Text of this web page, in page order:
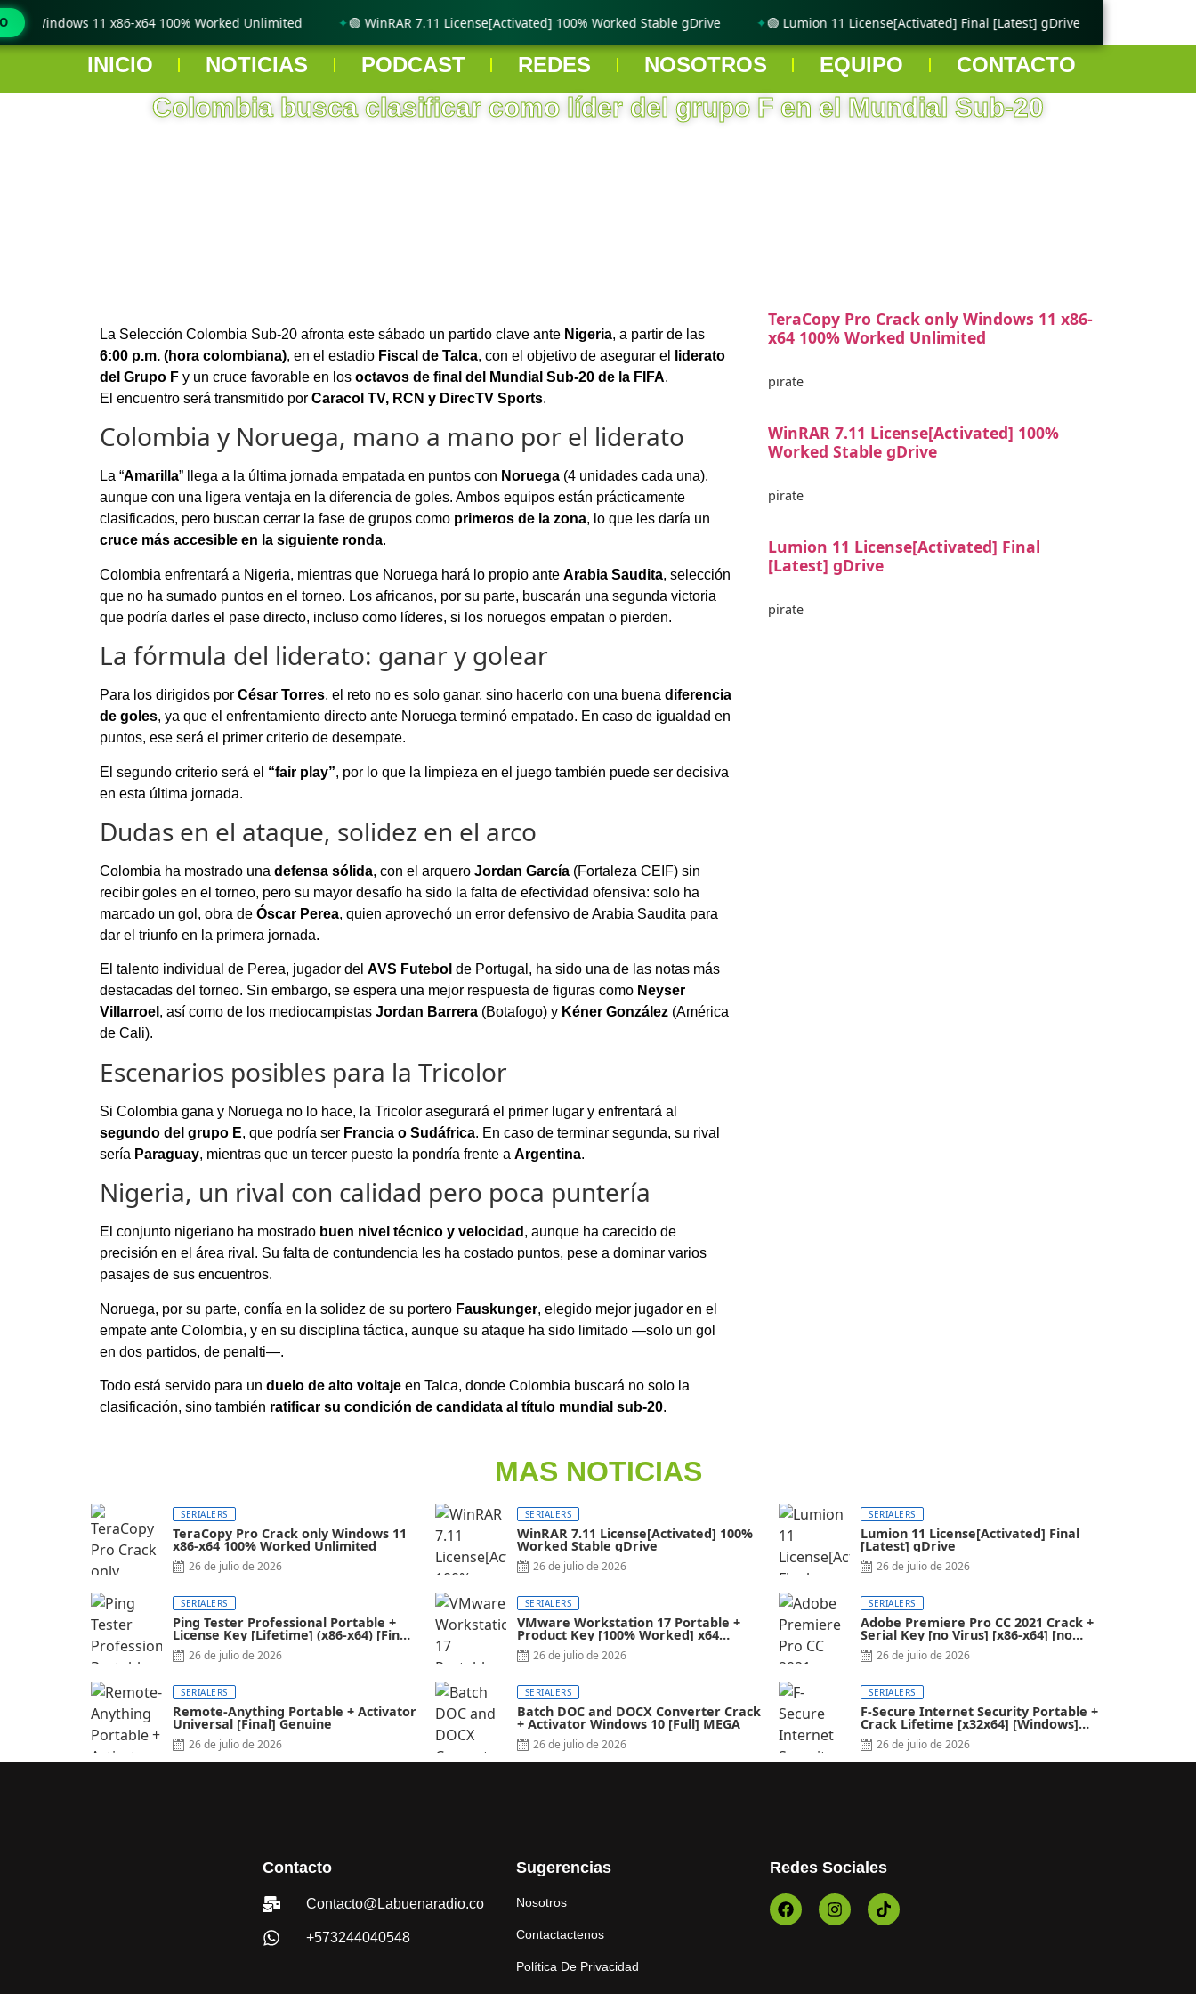
INICIO NOTICIAS PODCAST REDES NOSOTROS EQUIPO CONTACTO
Colombia busca clasificar como líder del grupo F en el Mundial Sub-20
La Selección Colombia Sub-20 afronta este sábado un partido clave ante Nigeria, a partir de las
6:00 p.m. (hora colombiana), en el estadio Fiscal de Talca, con el objetivo de asegurar el
liderato
del Grupo F y un cruce favorable en los octavos de final del Mundial Sub-20 de la FIFA.
El encuentro será transmitido por Caracol TV, RCN y DirecTV Sports.
Colombia y Noruega, mano a mano por el liderato
La “Amarilla” llega a la última jornada empatada en puntos con Noruega (4 unidades cada una),
aunque con una ligera ventaja en la diferencia de goles. Ambos equipos están prácticamente
clasificados, pero buscan cerrar la fase de grupos como primeros de la zona, lo que les daría un
cruce más accesible en la siguiente ronda.
Colombia enfrentará a Nigeria, mientras que Noruega hará lo propio ante Arabia Saudita, selección
que no ha sumado puntos en el torneo. Los africanos, por su parte, buscarán una segunda victoria
que podría darles el pase directo, incluso como líderes, si los noruegos empatan o pierden.
La fórmula del liderato: ganar y golear
Para los dirigidos por César Torres, el reto no es solo ganar, sino hacerlo con una buena diferencia
de goles, ya que el enfrentamiento directo ante Noruega terminó empatado. En caso de igualdad en
puntos, ese será el primer criterio de desempate.
El segundo criterio será el “fair play”, por lo que la limpieza en el juego también puede ser decisiva
en esta última jornada.
Dudas en el ataque, solidez en el arco
Colombia ha mostrado una defensa sólida, con el arquero Jordan García (Fortaleza CEIF) sin
recibir goles en el torneo, pero su mayor desafío ha sido la falta de efectividad ofensiva: solo ha
marcado un gol, obra de Óscar Perea, quien aprovechó un error defensivo de Arabia Saudita para
dar el triunfo en la primera jornada.
El talento individual de Perea, jugador del AVS Futebol de Portugal, ha sido una de las notas más
destacadas del torneo. Sin embargo, se espera una mejor respuesta de figuras como Neyser
Villarroel , así como de los mediocampistas Jordan Barrera (Botafogo) y Kéner González (América
de Cali).
Escenarios posibles para la Tricolor
Si Colombia gana y Noruega no lo hace, la Tricolor asegurará el primer lugar y enfrentará al
segundo del grupo E, que podría ser Francia o Sudáfrica. En caso de terminar segunda, su rival
sería Paraguay, mientras que un tercer puesto la pondría frente a Argentina.
Nigeria, un rival con calidad pero poca puntería
El conjunto nigeriano ha mostrado buen nivel técnico y velocidad , aunque ha carecido de
precisión en el área rival. Su falta de contundencia les ha costado puntos, pese a dominar varios
pasajes de sus encuentros.
Noruega, por su parte, confía en la solidez de su portero Fauskunger, elegido mejor jugador en el
empate ante Colombia, y en su disciplina táctica, aunque su ataque ha sido limitado —solo un gol
en dos partidos, de penalti—.
Todo está servido para un duelo de alto voltaje en Talca, donde Colombia buscará no solo la
clasificación, sino también ratificar su condición de candidata al título mundial sub-20.
TeraCopy Pro Crack only Windows 11 x86-
x64 100% Worked Unlimited
pirate
WinRAR 7.11 License[Activated] 100%
Worked Stable gDrive
pirate
Lumion 11 License[Activated] Final
[Latest] gDrive
pirate
MAS NOTICIAS
SERIALERS
TeraCopy Pro Crack only Windows 11
x86-x64 100% Worked Unlimited
26 de julio de 2026
SERIALERS
WinRAR 7.11 License[Activated] 100%
Worked Stable gDrive
26 de julio de 2026
SERIALERS
Lumion 11 License[Activated] Final
[Latest] gDrive
26 de julio de 2026
SERIALERS
Ping Tester Professional Portable +
License Key [Lifetime] (x86-x64) [Final]
FileCR
26 de julio de 2026
SERIALERS
VMware Workstation 17 Portable +
Product Key [100% Worked] x64
Latest FileCR
26 de julio de 2026
SERIALERS
Adobe Premiere Pro CC 2021 Crack +
Serial Key [no Virus] [x86-x64] [no
Virus]
26 de julio de 2026
SERIALERS
Remote-Anything Portable + Activator
Universal [Final] Genuine
26 de julio de 2026
SERIALERS
Batch DOC and DOCX Converter Crack
+ Activator Windows 10 [Full] MEGA
26 de julio de 2026
SERIALERS
F-Secure Internet Security Portable +
Crack Lifetime [x32x64] [Windows]
202426 de julio de 2026
Contacto
Contacto@Labuenaradio.co
+573244040548
Sugerencias
Nosotros
Contactactenos
Política De Privacidad
Redes Sociales
Windows 11 x86-x64 100% Worked Unlimited 🟢 WinRAR 7.11 License[Activated] 100% Worked Stable gDrive 🟢 Lumion 11 License[Activated] Final [Latest] gDrive